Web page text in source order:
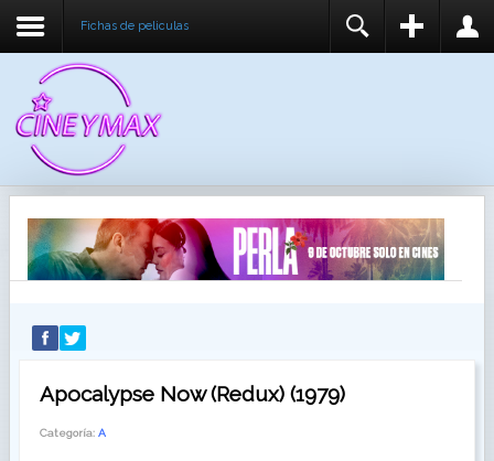
Fichas de peliculas
RECUÉRDEME
IDENTIFICARSE
REGISTER
Apocalypse Now (Redux) (1979)
Categoría: A